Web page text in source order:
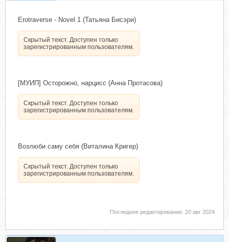
Erotraverse - Novel 1 (Татьяна Бисэри)
Скрытый текст. Доступен только
зарегистрированным пользователям.
[МУИП] Осторожно, нарцисс (Анна Протасова)
Скрытый текст. Доступен только
зарегистрированным пользователям.
Возлюби саму себя (Виталина Кригер)
Скрытый текст. Доступен только
зарегистрированным пользователям.
Последнее редактирование: 20 авг 2024